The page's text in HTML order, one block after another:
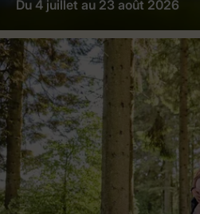
Du 4 juillet au 23 août 2026